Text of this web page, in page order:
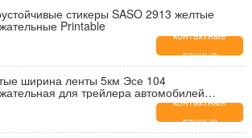
стикеры SASO 2913 желтые
Printable
контактные
данные
ширина ленты 5км Эсе 104
для трейлера автомобилей
контактные
данные